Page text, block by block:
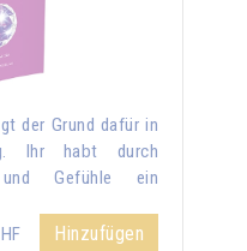
der Grund dafür in
Ihr habt durch
Gefühle ein
Hinzufügen